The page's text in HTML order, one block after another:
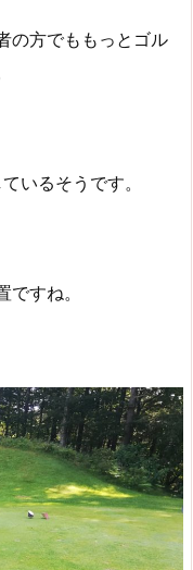
の方でももっとゴル
いるそうです。
すね。